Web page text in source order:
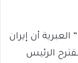
أن إيران
الرئيس